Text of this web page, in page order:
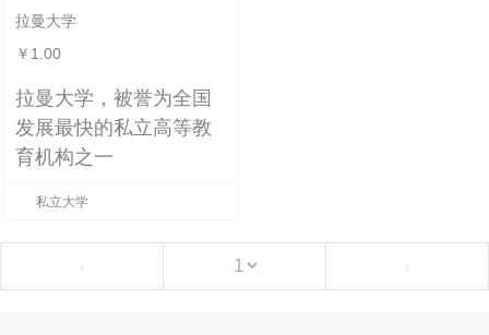
拉曼大学
￥1.00
拉曼大学， 被誉为全国
发展最快的私立高等教
育机构之一
私立大学
‹ ›